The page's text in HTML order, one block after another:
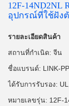
12F-14ND2NL
อุปกรณ์ที่ใช้ฝัง
รายละเอียดสินค้า
สถานที่กำเนิด: จีน
ชื่อแบรนด์: LINK-PP
ได้รับการรับรอง:
หมายเลขรุ่น: 12F-